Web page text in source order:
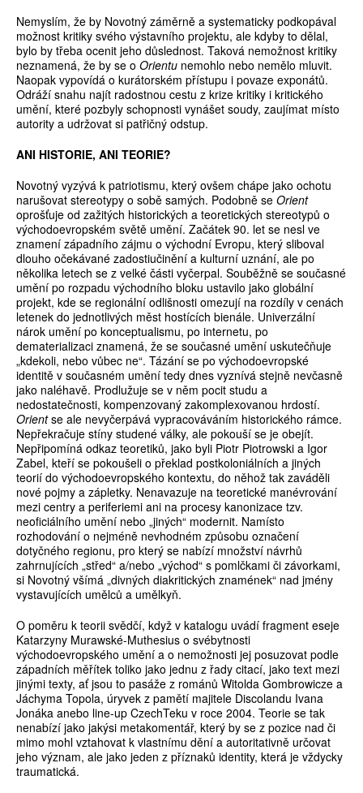
Nemyslím, že by Novotný záměrně a systematicky podkopával
možnost kritiky svého výstavního projektu, ale kdyby to dělal,
bylo by třeba ocenit jeho důslednost. Taková nemožnost kritiky
neznamená, že by se o Orientu nemohlo nebo nemělo mluvit.
Naopak vypovídá o kurátorském přístupu i povaze exponátů.
Odráží snahu najít radostnou cestu z krize kritiky i kritického
umění, které pozbyly schopnosti vynášet soudy, zaujímat místo
autority a udržovat si patřičný odstup.
ANI HISTORIE, ANI TEORIE?
Novotný vyzývá k patriotismu, který ovšem chápe jako ochotu
narušovat stereotypy o sobě samých. Podobně se Orient
oprošťuje od zažitých historických a teoretických stereotypů o
východoevropském světě umění. Začátek 90. let se nesl ve
znamení západního zájmu o východní Evropu, který sliboval
dlouho očekávané zadostiučinění a kulturní uznání, ale po
několika letech se z velké části vyčerpal. Souběžně se současné
umění po rozpadu východního bloku ustavilo jako globální
projekt, kde se regionální odlišnosti omezují na rozdíly v cenách
letenek do jednotlivých měst hostících bienále. Univerzální
nárok umění po konceptualismu, po internetu, po
dematerializaci znamená, že se současné umění uskutečňuje
„kdekoli, nebo vůbec ne“. Tázání se po východoevropské
identitě v současném umění tedy dnes vyznívá stejně nevčasně
jako naléhavě. Prodlužuje se v něm pocit studu a
nedostatečnosti, kompenzovaný zakomplexovanou hrdostí.
Orientse ale nevyčerpává vypracováváním historického rámce.
Nepřekračuje stíny studené války, ale pokouší se je obejít.
Nepřipomíná odkaz teoretiků, jako byli Piotr Piotrowski a Igor
Zabel, kteří se pokoušeli o překlad postkoloniálních a jiných
teorií do východoevropského kontextu, do něhož tak zaváděli
nové pojmy a zápletky. Nenavazuje na teoretické manévrování
mezi centry a periferiemi ani na procesy kanonizace tzv.
neoficiálního umění nebo „jiných“ modernit. Namísto
rozhodování o nejméně nevhodném způsobu označení
dotyčného regionu, pro který se nabízí množství návrhů
zahrnujících „střed“ a/nebo „východ“ s pomlčkami či závorkami,
si Novotný všímá „divných diakritických znamének“ nad jmény
vystavujících umělců a umělkyň.
O poměru k teorii svědčí, když v katalogu uvádí fragment eseje
Katarzyny Murawské-Muthesius o svébytnosti
východoevropského umění a o nemožnosti jej posuzovat podle
západních měřítek toliko jako jednu z řady citací, jako text mezi
jinými texty, ať jsou to pasáže z románů Witolda Gombrowicze a
Jáchyma Topola, úryvek z pamětí majitele Discolandu Ivana
Jonáka anebo line-up CzechTeku v roce 2004. Teorie se tak
nenabízí jako jakýsi metakomentář, který by se z pozice nad či
mimo mohl vztahovat k vlastnímu dění a autoritativně určovat
jeho význam, ale jako jeden z příznaků identity, která je vždycky
traumatická.